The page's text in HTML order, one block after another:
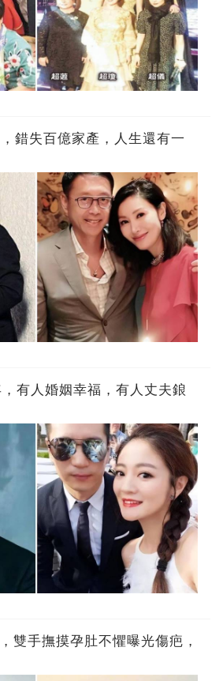
錯失百億家產，人生還有一
，有人婚姻幸福，有人丈夫鋃
雙手撫摸孕肚不懼曝光傷疤，